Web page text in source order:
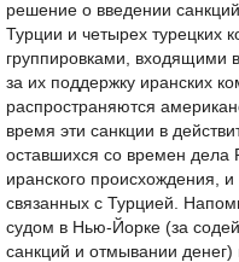
решение о введении
Турции и четырех турецких
группировками, входящими
за их поддержку иранских
распространяются
время эти санкции в
оставшихся со времен
иранского происхождения,
связанных с Турцией.
судом в Нью-Йорке (за
санкций и отмывании денег)